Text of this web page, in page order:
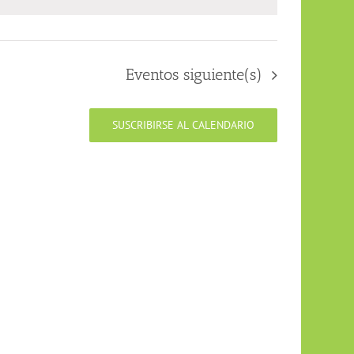
Eventos siguiente(s)
SUSCRIBIRSE AL CALENDARIO